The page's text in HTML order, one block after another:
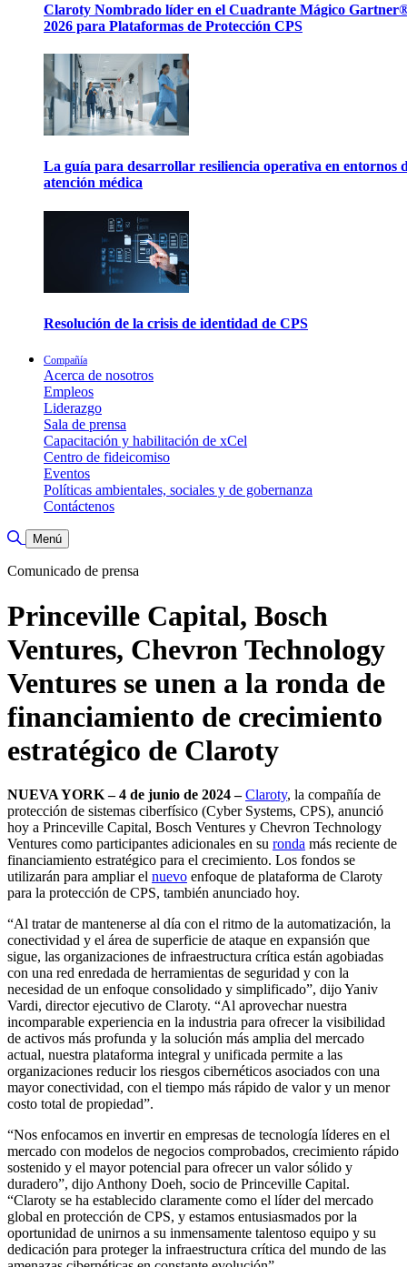
Claroty Nombrado líder en el Cuadrante Mágico
2026 para Plataformas de Protección CPS
La guía para desarrollar resiliencia operativa en entornos
atención médica
Resolución de la crisis de identidad de CPS
Compañía
Acerca de nosotros
Empleos
Liderazgo
Sala de prensa
Capacitación y habilitación de xCel
Centro de fideicomiso
Eventos
Políticas ambientales, sociales y de gobernanza
Contáctenos
Alternar búsqueda
Menú
Comunicado de prensa
Princeville Capital, Bosch
Ventures, Chevron Technology
Ventures se unen a la ronda de
financiamiento de crecimiento
estratégico de Claroty
NUEVA YORK – 4 de junio de 2024 –Claroty, la compañía de
protección de sistemas ciberfísico (Cyber Systems, CPS), anunció
hoy a Princeville Capital, Bosch Ventures y Chevron Technology
Ventures como participantes adicionales en su ronda más reciente de
financiamiento estratégico para el crecimiento. Los fondos se
utilizarán para ampliar el nuevo enfoque de plataforma de Claroty
para la protección de CPS, también anunciado hoy.
“Al tratar de mantenerse al día con el ritmo de la automatización, la
conectividad y el área de superficie de ataque en expansión que
sigue, las organizaciones de infraestructura crítica están agobiadas
con una red enredada de herramientas de seguridad y con la
necesidad de un enfoque consolidado y simplificado”, dijo Yaniv
Vardi, director ejecutivo de Claroty. “Al aprovechar nuestra
incomparable experiencia en la industria para ofrecer la visibilidad
de activos más profunda y la solución más amplia del mercado
actual, nuestra plataforma integral y unificada permite a las
organizaciones reducir los riesgos cibernéticos asociados con una
mayor conectividad, con el tiempo más rápido de valor y un menor
costo total de propiedad”.
“Nos enfocamos en invertir en empresas de tecnología líderes en el
mercado con modelos de negocios comprobados, crecimiento rápido
sostenido y el mayor potencial para ofrecer un valor sólido y
duradero”, dijo Anthony Doeh, socio de Princeville Capital.
“Claroty se ha establecido claramente como el líder del mercado
global en protección de CPS, y estamos entusiasmados por la
oportunidad de unirnos a su inmensamente talentoso equipo y su
dedicación para proteger la infraestructura crítica del mundo de las